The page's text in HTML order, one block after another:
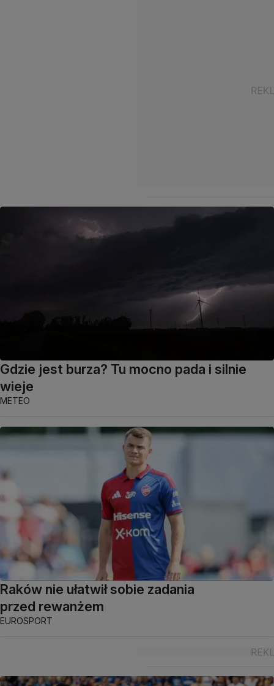
Gdzie jest burza? Tu mocno pada i silnie
wieje
METEO
Raków nie ułatwił sobie zadania
przed rewanżem
EUROSPORT